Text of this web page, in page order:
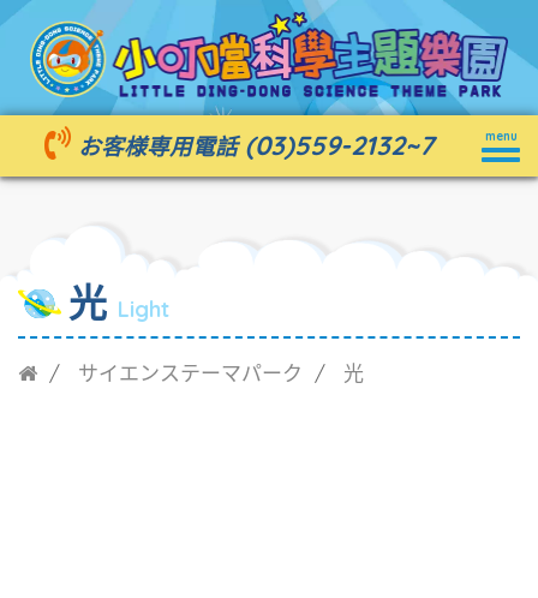
menu
お客様専用電話 (03)559-2132~7
光 Light
サイエンステーマパーク 光